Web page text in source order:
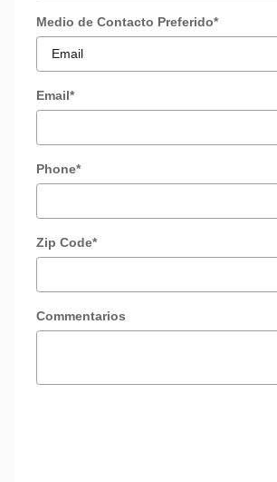
Medio de Contacto Preferido*
Email*
Phone*
Zip Code*
Commentarios